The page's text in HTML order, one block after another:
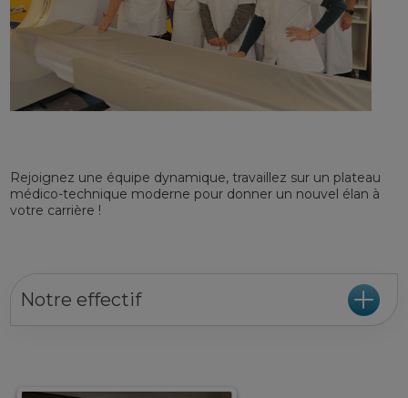
Rejoignez une équipe dynamique, travaillez sur un plateau
médico-technique moderne pour donner un nouvel élan à
votre carrière !
Notre effectif